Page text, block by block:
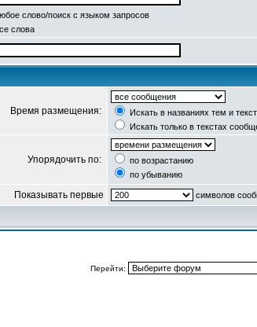
слово/поиск с языком запросов
слова
Время размещения:
Искать в названиях тем и
Искать только в текстах
Упорядочить по:
по возрастанию
по убыванию
Показывать первые символов
Перейти: